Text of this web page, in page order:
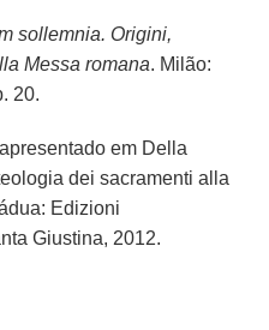
sollemnia. Origini,
Messa romana. Milão:
20.
em Della
dei sacramenti alla
Edizioni
Giustina, 2012.